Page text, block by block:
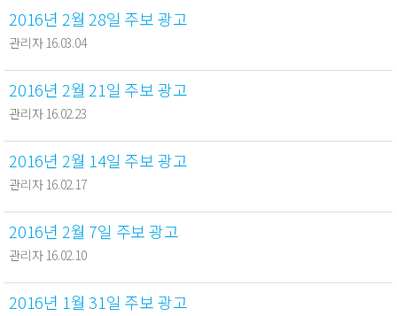
2016년 2월 28일 주보 광고
관리자 16.03.04
2016년 2월 21일 주보 광고
관리자 16.02.23
2016년 2월 14일 주보 광고
관리자 16.02.17
2016년 2월 7일 주보 광고
관리자 16.02.10
2016년 1월 31일 주보 광고